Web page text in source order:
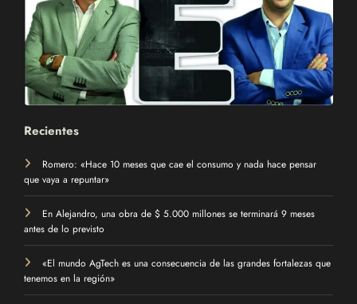
Recientes
Romero: «Hace 10 meses que cae el consumo y nada hace pensar
que vaya a repuntar»
En Alejandro, una obra de $ 5.000 millones se terminará 9 meses
antes de lo previsto
«El mundo AgTech es una consecuencia de las grandes fortalezas que
tenemos en la región»